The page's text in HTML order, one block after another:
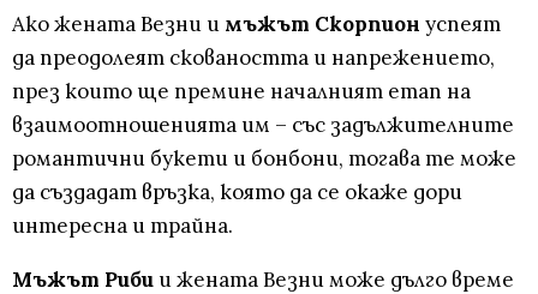
Ако жената Везни и мъжът Скорпион успеят
да преодолеят сковаността и напрежението,
през които ще премине началният етап на
взаимоотношенията им – със задължителните
романтични букети и бонбони, тогава те може
да създадат връзка, която да се окаже дори
интересна и трайна.
Мъжът Риби и жената Везни може дълго време